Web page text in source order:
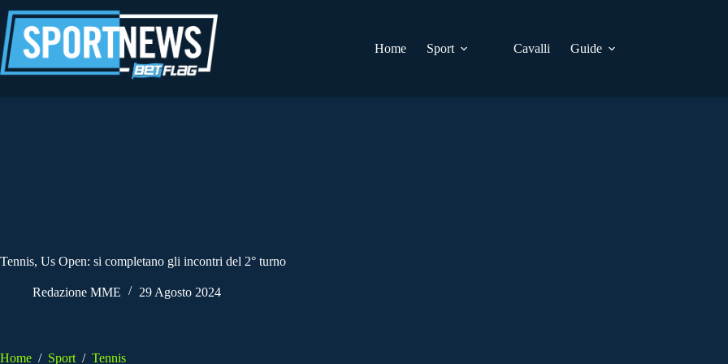
al
contenuto
Home
Sport Cavalli Guide
Tennis, Us Open: si completano gli incontri del 2° turno
Redazione MME 29 Agosto 2024
Home / Sport / Tennis